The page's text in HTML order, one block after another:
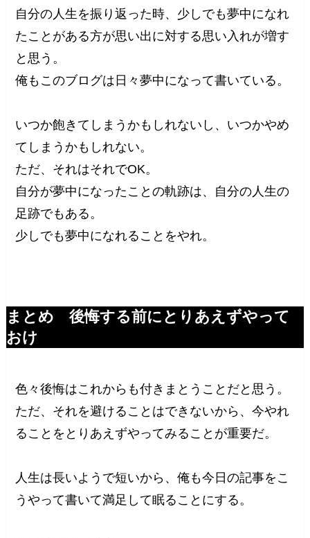
自分の人生を振り返った時、少しでも夢中になれ
たことがある方が思い出に対する思い入れが増す
と思う。
俺もこのブログは日々夢中になって書いている。
いつか飽きてしまうかもしれないし、いつかやめ
てしまうかもしれない。
ただ、それはそれでOK。
自分が夢中になったことの軌跡は、自分の人生の
足跡でもある。
少しでも夢中になれることをやれ。
まとめ 後悔する前にとりあえずやって
おけ
色々後悔はこれからも付きまとうことだと思う。
ただ、それを避けることはできないから、今やれ
ることをとりあえずやってみることが重要だ。
人生は長いようで短いから、俺も今日の記事をこ
うやって書いて満足して眠ることにする。